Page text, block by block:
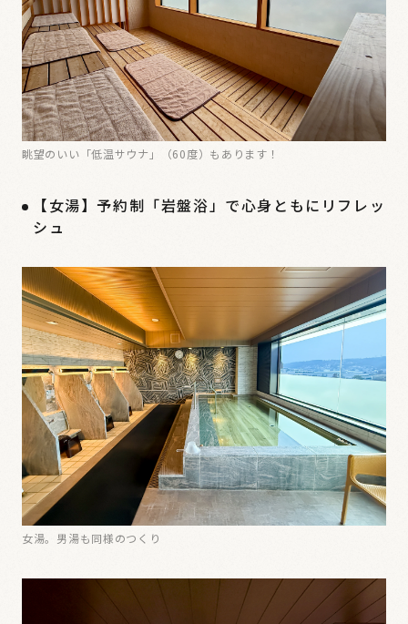
眺望のいい「低温サウナ」（60度）もあります！
【女湯】予約制「岩盤浴」で心身ともにリフレッ
シュ
女湯。男湯も同様のつくり